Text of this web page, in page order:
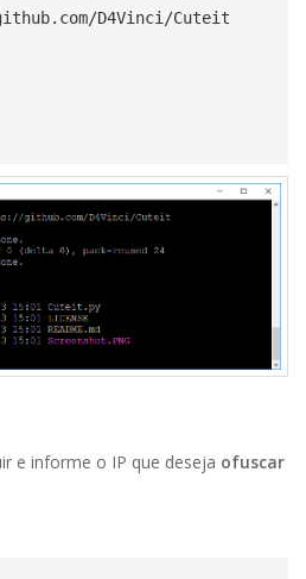
D4Vinci/Cuteit
e informe o IP que deseja ofuscar